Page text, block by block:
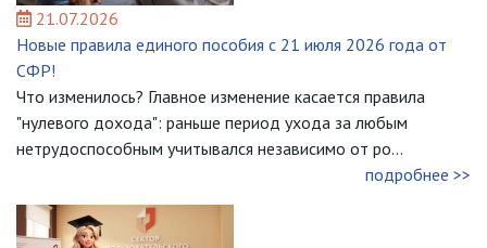
21.07.2026
Новые правила единого пособия с 21 июля 2026 года от
СФР!
Что изменилось? Главное изменение касается правила
"нулевого дохода": раньше период ухода за любым
нетрудоспособным учитывался независимо от ро...
подробнее >>